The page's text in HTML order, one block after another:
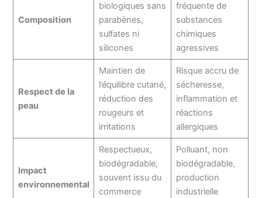
Composition
biologiques sans
parabènes,
sulfates ni
silicones
fréquente de
substances
chimiques
agressives
Respect de la
peau
Maintien de
l’équilibre cutané,
réduction des
rougeurs et
irritations
Risque accru de
sécheresse,
inflammation et
réactions
allergiques
Impact
environnemental
Respectueux,
biodégradable,
souvent issu du
commerce
Polluant, non
biodégradable,
production
industrielle